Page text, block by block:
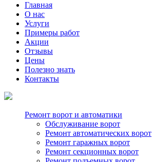
Главная
О нас
Услуги
Примеры работ
Акции
Отзывы
Цены
Полезно знать
Контакты
Ремонт ворот и автоматики
Обслуживание ворот
Ремонт автоматических ворот
Ремонт гаражных ворот
Ремонт секционных ворот